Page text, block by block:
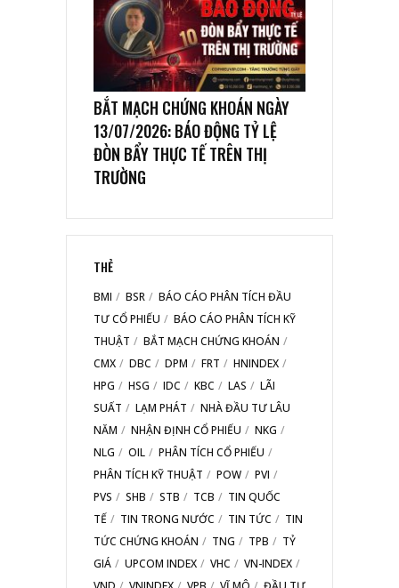
BẮT MẠCH CHỨNG KHOÁN NGÀY
13/07/2026: BÁO ĐỘNG TỶ LỆ
ĐÒN BẨY THỰC TẾ TRÊN THỊ
TRƯỜNG
THẺ
BMI BSR
BÁO CÁO PHÂN TÍCH ĐẦU
TƯ CỔ PHIẾU
BÁO CÁO PHÂN TÍCH KỸ
THUẬT
BẮT MẠCH CHỨNG KHOÁN
CMX
DBC DPM FRT
HNINDEX
HPG
HSG IDC KBC LAS
LÃI
SUẤT
LẠM PHÁT
NHÀ ĐẦU TƯ LÂU
NĂM
NHẬN ĐỊNH CỔ PHIẾU
NKG
NLG
OIL
PHÂN TÍCH CỔ PHIẾU
PHÂN TÍCH KỸ THUẬT
POW
PVI
PVS
SHB STB TCB
TIN QUỐC
TẾ
TIN TRONG NƯỚC TIN TỨC
TIN
TỨC CHỨNG KHOÁN
TNG TPB
TỶ
GIÁ
UPCOM INDEX VHC
VN-INDEX